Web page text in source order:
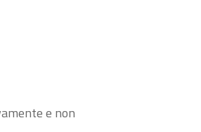
e non